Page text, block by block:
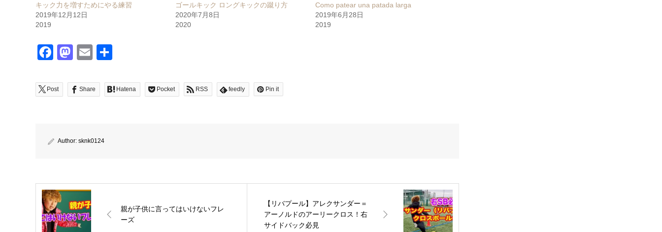
キック力を増すためにやる練習
2019年12月12日
2019
ゴールキック ロングキックの蹴り方
2020年7月8日
2020
Como patear una patada larga
2019年6月28日
2019
Facebook
Mastodon
Email
Post Share Hatena Pocket RSS feedly Pin it
Author: sknk0124
親が子供に言ってはいけないフレ
ーズ
【リバプール】アレクサンダー＝
アーノルドのアーリークロス！右
サイドバック必見